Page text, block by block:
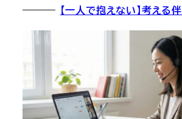
【一人で抱えない】考える